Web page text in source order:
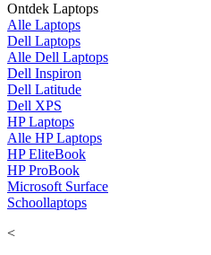
Ontdek Laptops
Alle Laptops
Dell Laptops
Alle Dell Laptops
Dell Inspiron
Dell Latitude
Dell XPS
HP Laptops
Alle HP Laptops
HP EliteBook
HP ProBook
Microsoft Surface
Schoollaptops
<